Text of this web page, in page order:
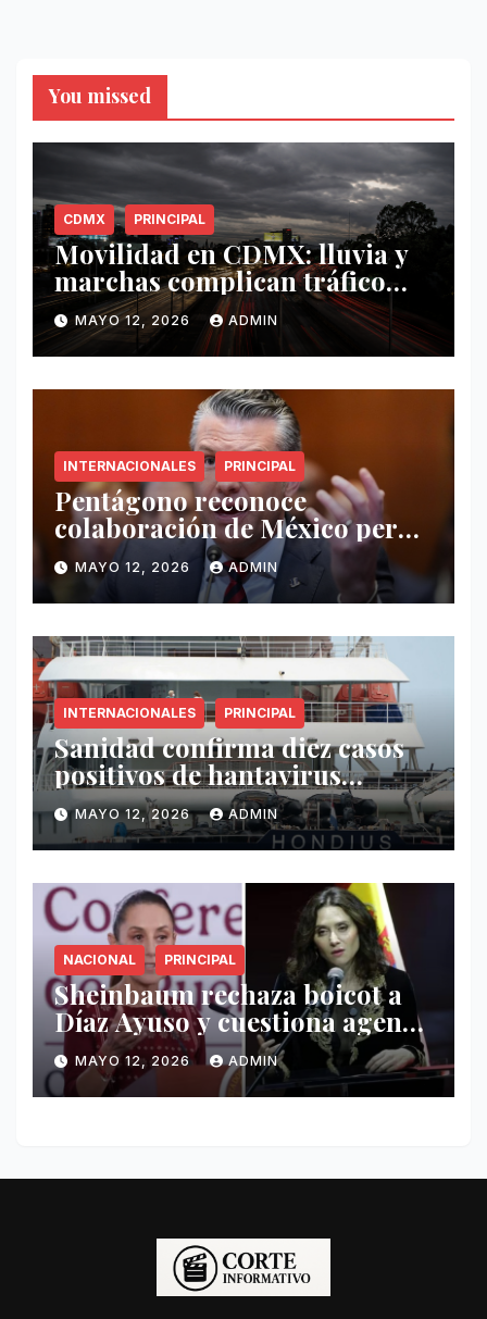
You missed
CDMX PRINCIPAL
Movilidad en CDMX: lluvia y
marchas complican tráfico
este 12 de mayo
MAYO 12, 2026 ADMIN
INTERNACIONALES PRINCIPAL
Pentágono reconoce
colaboración de México pero
exige mayor operatividad
antidrogas
MAYO 12, 2026 ADMIN
INTERNACIONALES PRINCIPAL
Sanidad confirma diez casos
positivos de hantavirus
vinculados al crucero MV
Hondius
MAYO 12, 2026 ADMIN
NACIONAL PRINCIPAL
Sheinbaum rechaza boicot a
Díaz Ayuso y cuestiona agenda
de funcionaria española
MAYO 12, 2026 ADMIN